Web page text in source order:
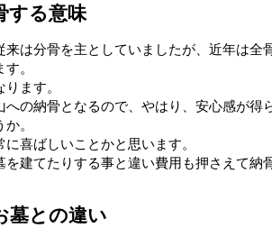
する意味
来は分骨を主としていましたが、近年は全
。
ます。
への納骨となるので、やはり、安心感が得
。
喜ばしいことかと思います。
を建てたりする事と違い費用も押さえて納
墓との違い